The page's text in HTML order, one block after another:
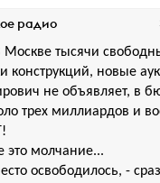
Москве тысячи
конструкций, новые
не объявляет, в
трех миллиардов и
это молчание...
освободилось, -
радио